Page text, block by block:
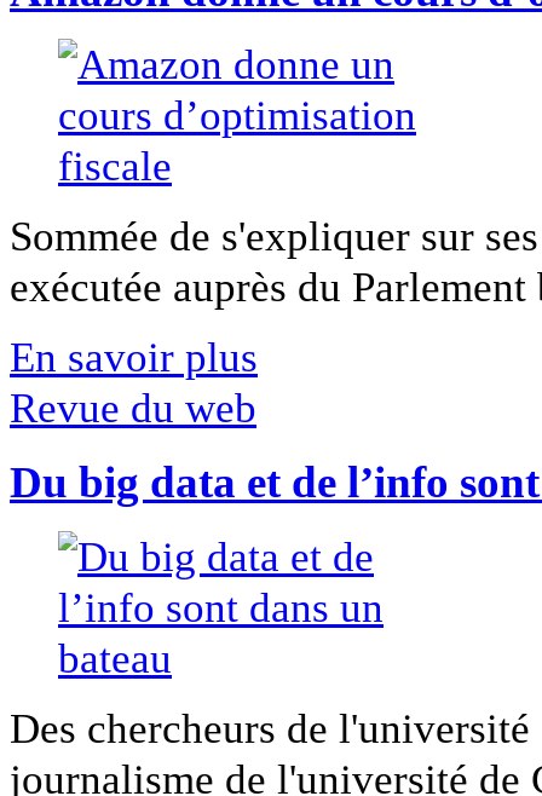
Sommée de s'expliquer sur
exécutée auprès du
En savoir plus
Revue du web
Du big data et de l’info
Des chercheurs de
journalisme de l'université